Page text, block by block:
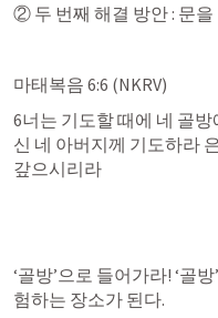
② 두 번째 해결 방안 : 문을
마태복음 6:6 (NKRV)
6너는 기도할 때에 네 골
신 네 아버지께 기도하라
갚으시리라
‘골방’으로 들어가라! ‘골
험하는 장소가 된다.